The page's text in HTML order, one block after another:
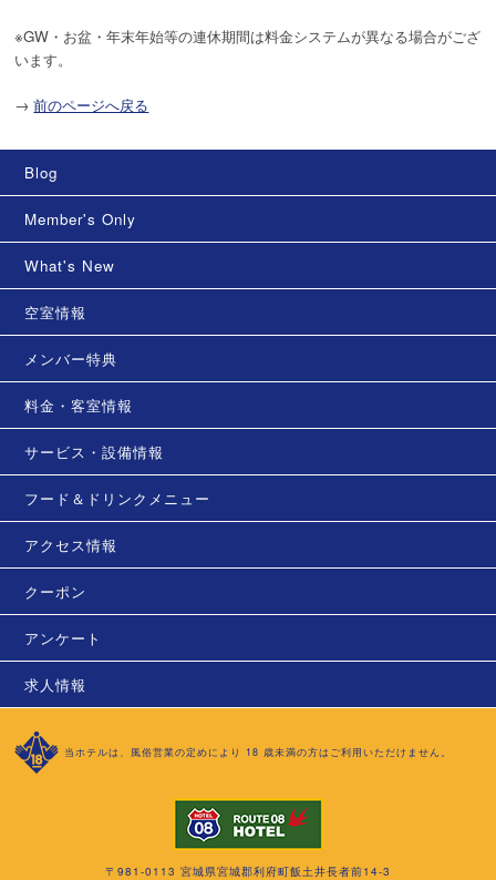
※GW・お盆・年末年始等の連休期間は料金システムが異なる場合がござ
います。
→ 前のページへ戻る
Blog
Member's Only
What's New
空室情報
メンバー特典
料金・客室情報
サービス・設備情報
フード＆ドリンクメニュー
アクセス情報
クーポン
アンケート
求人情報
当ホテルは、風俗営業の定めにより 18 歳未満の方はご利用いただけません。
〒981-0113 宮城県宮城郡利府町飯土井長者前14-3